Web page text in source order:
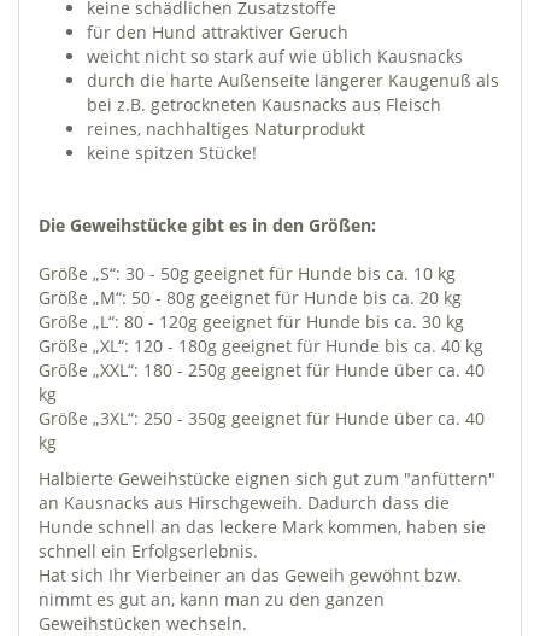
keine schädlichen Zusatzstoffe
für den Hund attraktiver Geruch
weicht nicht so stark auf wie üblich Kausnacks
durch die harte Außenseite längerer Kaugenuß als
bei z.B. getrockneten Kausnacks aus Fleisch
reines, nachhaltiges Naturprodukt
keine spitzen Stücke!
Die Geweihstücke gibt es in den Größen:
Größe „S“: 30 - 50g geeignet für Hunde bis ca. 10 kg
Größe „M“: 50 - 80g geeignet für Hunde bis ca. 20 kg
Größe „L“: 80 - 120g geeignet für Hunde bis ca. 30 kg
Größe „XL“: 120 - 180g geeignet für Hunde bis ca. 40 kg
Größe „XXL“: 180 - 250g geeignet für Hunde über ca. 40
kg
Größe „3XL“: 250 - 350g geeignet für Hunde über ca. 40
kg
Halbierte Geweihstücke eignen sich gut zum "anfüttern"
an Kausnacks aus Hirschgeweih. Dadurch dass die
Hunde schnell an das leckere Mark kommen, haben sie
schnell ein Erfolgserlebnis.
Hat sich Ihr Vierbeiner an das Geweih gewöhnt bzw.
nimmt es gut an, kann man zu den ganzen
Geweihstücken wechseln.